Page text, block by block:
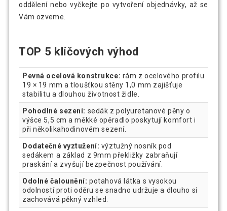
oddělení nebo vyčkejte po vytvoření objednávky, až se
Vám ozveme.
TOP 5 klíčových výhod
Pevná ocelová konstrukce: rám z ocelového profilu
19 × 19 mm a tloušťkou stěny 1,0 mm zajišťuje
stabilitu a dlouhou životnost židle.
Pohodlné sezení: sedák z polyuretanové pěny o
výšce 5,5 cm a měkké opěradlo poskytují komfort i
při několikahodinovém sezení.
Dodatečné vyztužení: výztužný nosník pod
sedákem a základ z 9mm překližky zabraňují
praskání a zvyšují bezpečnost používání.
Odolné čalounění: potahová látka s vysokou
odolností proti oděru se snadno udržuje a dlouho si
zachovává pěkný vzhled.